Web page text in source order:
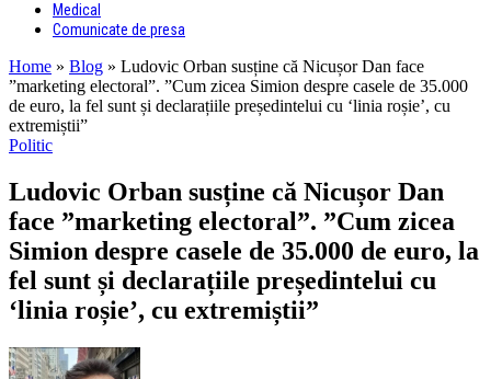
Medical
Comunicate de presa
Home » Blog » Ludovic Orban susține că Nicușor Dan face
”marketing electoral”. ”Cum zicea Simion despre casele de 35.000
de euro, la fel sunt și declarațiile președintelui cu ‘linia roșie’, cu
extremiștii”
Politic
Ludovic Orban susține că Nicușor Dan
face ”marketing electoral”. ”Cum zicea
Simion despre casele de 35.000 de euro, la
fel sunt și declarațiile președintelui cu
‘linia roșie’, cu extremiștii”